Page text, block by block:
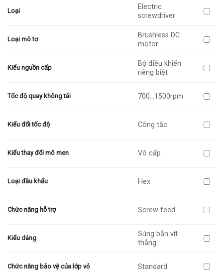
Loại
Electric
screwdriver
Loại mô tơ
Brushless DC
motor
Kiểu nguồn cấp
Bộ điều khiển
riêng biệt
Tốc độ quay không tải 700…1500rpm
Kiểu đổi tốc độ Công tắc
Kiểu thay đổi mô men Vô cấp
Loại đầu khẩu Hex
Chức năng hỗ trợ Screw feed
Kiểu dáng
Súng bắn vít
thẳng
Chức năng bảo vệ của lớp vỏ Standard